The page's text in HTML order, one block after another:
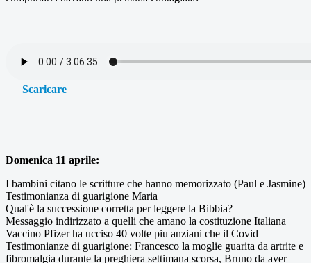
Scaricare
Domenica 11 aprile:
I bambini citano le scritture che hanno memorizzato (Paul e Jasmine)
Testimonianza di guarigione Maria
Qual'è la successione corretta per leggere la Bibbia?
Messaggio indirizzato a quelli che amano la costituzione Italiana
Vaccino Pfizer ha ucciso 40 volte piu anziani che il Covid
Testimonianze di guarigione: Francesco la moglie guarita da artrite e
fibromalgia durante la preghiera settimana scorsa, Bruno da aver